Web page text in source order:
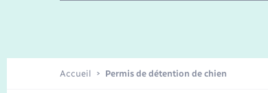
Enfants – Jeunes
Accueil Permis de détention de chien